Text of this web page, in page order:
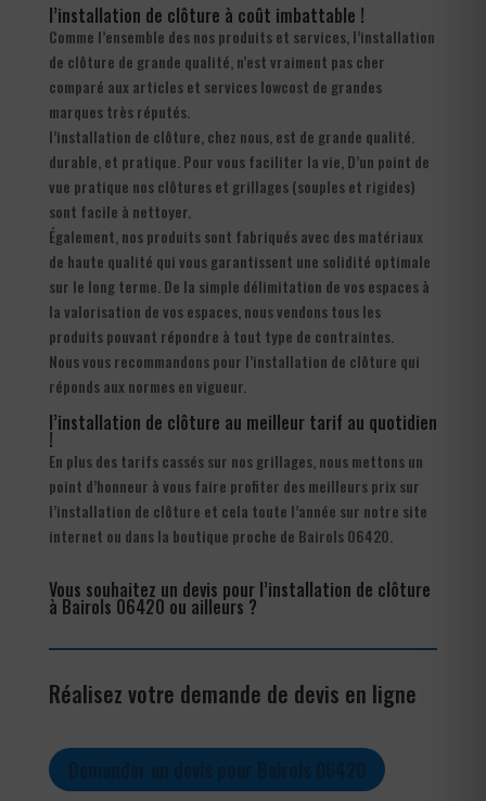
l’installation de clôture à coût imbattable !
Comme l’ensemble des nos produits et services, l’installation
de clôture de grande qualité, n’est vraiment pas cher
comparé aux articles et services lowcost de grandes
marques très réputés.
l’installation de clôture, chez nous, est de grande qualité.
durable, et pratique. Pour vous faciliter la vie, D’un point de
vue pratique nos clôtures et grillages (souples et rigides)
sont facile à nettoyer.
Également, nos produits sont fabriqués avec des matériaux
de haute qualité qui vous garantissent une solidité optimale
sur le long terme. De la simple délimitation de vos espaces à
la valorisation de vos espaces, nous vendons tous les
produits pouvant répondre à tout type de contraintes.
Nous vous recommandons pour l’installation de clôture qui
réponds aux normes en vigueur.
l’installation de clôture au meilleur tarif au quotidien
!
En plus des tarifs cassés sur nos grillages, nous mettons un
point d’honneur à vous faire profiter des meilleurs prix sur
l’installation de clôture et cela toute l’année sur notre site
internet ou dans la boutique proche de Bairols 06420.
Vous souhaitez un devis pour l’installation de clôture
à Bairols 06420 ou ailleurs ?
Réalisez votre demande de devis en ligne